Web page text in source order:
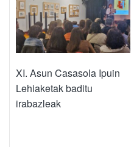
XI. Asun Casasola Ipuin
Lehiaketak baditu
irabazleak